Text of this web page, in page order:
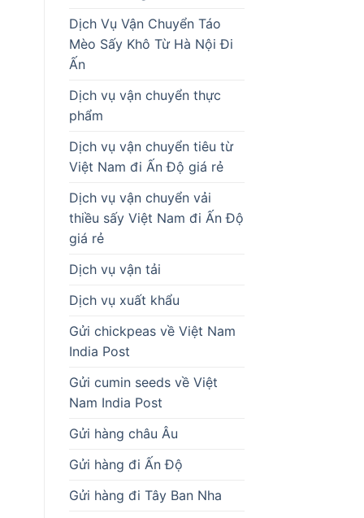
Dịch Vụ Vận Chuyển Táo
Mèo Sấy Khô Từ Hà Nội Đi
Ấn
Dịch vụ vận chuyển thực
phẩm
Dịch vụ vận chuyển tiêu từ
Việt Nam đi Ấn Độ giá rẻ
Dịch vụ vận chuyển vải
thiều sấy Việt Nam đi Ấn Độ
giá rẻ
Dịch vụ vận tải
Dịch vụ xuất khẩu
Gửi chickpeas về Việt Nam
India Post
Gửi cumin seeds về Việt
Nam India Post
Gửi hàng châu Âu
Gửi hàng đi Ấn Độ
Gửi hàng đi Tây Ban Nha